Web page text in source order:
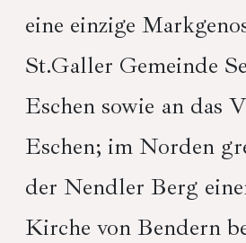
eine einzige
St.Galler Gemeinde
Eschen sowie an das
Eschen; im Norden
der Nendler Berg
Kirche von Bendern